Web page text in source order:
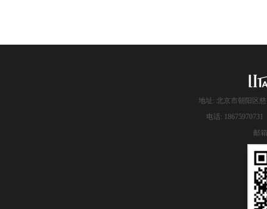
地址: 北京市朝阳区
电话:
邮